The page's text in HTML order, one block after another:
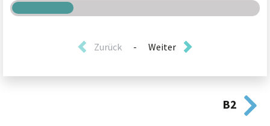
Zurück - Weiter
B2